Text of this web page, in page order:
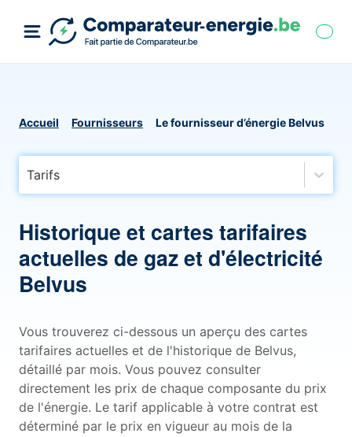
Accueil Fournisseurs Le fournisseur d’énergie Belvus
Tarifs
Historique et cartes tarifaires
actuelles de gaz et d'électricité
Belvus
Vous trouverez ci-dessous un aperçu des cartes
tarifaires actuelles et de l'historique de Belvus,
détaillé par mois. Vous pouvez consulter
directement les prix de chaque composante du prix
de l'énergie. Le tarif applicable à votre contrat est
déterminé par le prix en vigueur au mois de la